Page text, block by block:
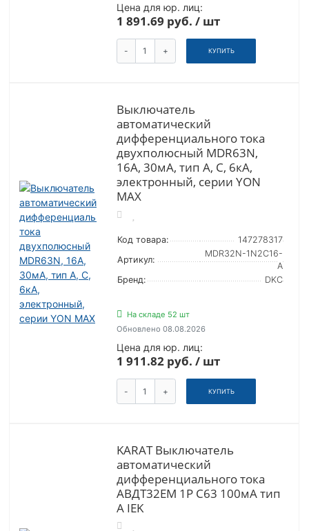
Цена для юр. лиц:
1 891.69 руб. / шт
- + КУПИТЬ
Выключатель
автоматический
дифференциального тока
двухполюсный MDR63N,
16А, 30мА, тип A, C, 6кА,
электронный, серии YON
MAX
Код товара:
147278317
Артикул:
MDR32N-1N2C16-
A
Бренд:
DKC
На складе 52 шт
Обновлено 08.08.2026
Цена для юр. лиц:
1 911.82 руб. / шт
- + КУПИТЬ
KARAT Выключатель
автоматический
дифференциального тока
АВДТ32EM 1P C63 100мА тип
A IEK